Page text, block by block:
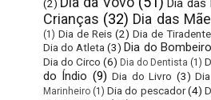
(2)
Dia das
Crianças (32) Dia das
(1) Dia de Reis (2) Dia de
Dia do Atleta (3) Dia do Bombeiro
Dia do Circo (6) Dia do Dentista (1)
do Índio (9) Dia do Livro (3)
Marinheiro (1) Dia do pescador (4)